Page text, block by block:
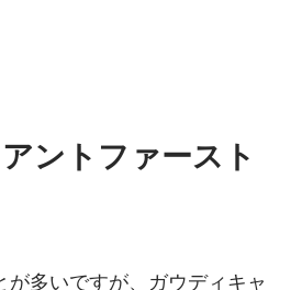
ントファースト
多いですが、ガウディキャ